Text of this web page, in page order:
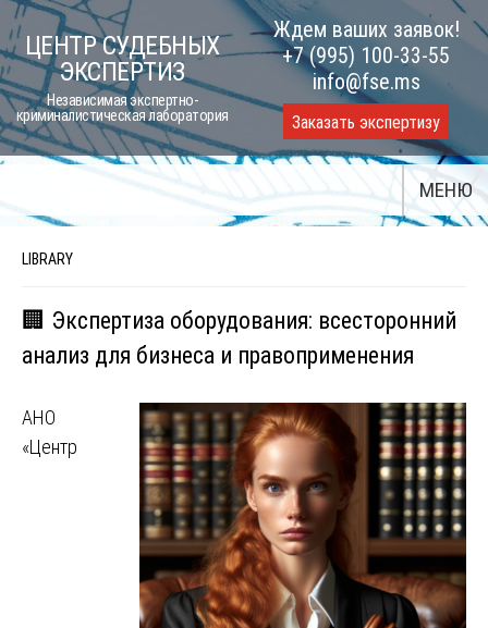
Skip
to
content
ЦЕНТР СУДЕБНЫХ
ЭКСПЕРТИЗ
Независимая экспертно-
криминалистическая лаборатория
Ждем ваших заявок!
+7 (995) 100-33-55
info@fse.ms
Заказать экспертизу
МЕНЮ
LIBRARY
🏢 Экспертиза оборудования: всесторонний
анализ для бизнеса и правоприменения
АНО
«Центр